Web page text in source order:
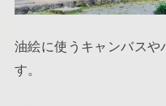
油絵に使うキャンバスや
す。